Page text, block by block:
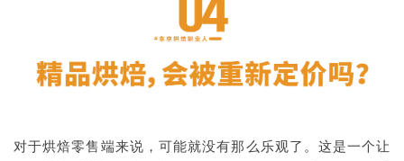
对于烘焙零售端来说，可能就没有那么乐观了。这是一个让